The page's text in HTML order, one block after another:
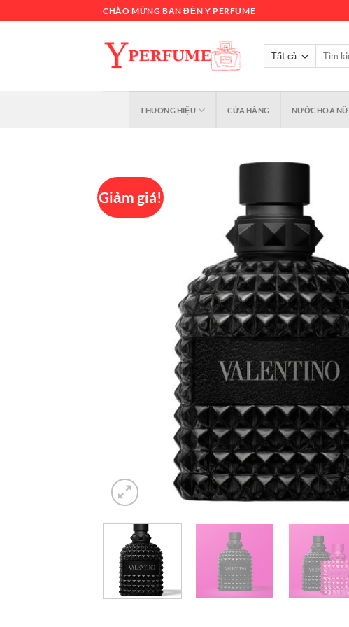
đến
CHÀO MỪNG BẠN ĐẾN Y PERFUME
Tìm
THƯƠNG HIỆU CỬA HÀNG NƯỚC HOA NỮ
Giảm giá!